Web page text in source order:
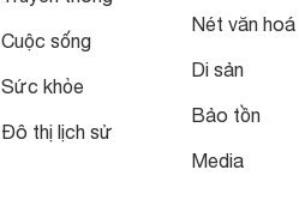
Cuộc sống
Sức khỏe
Đô thị lịch sử
Nét văn hoá
Di sản
Bảo tồn
Media